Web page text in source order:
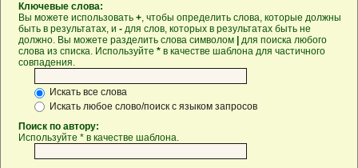
Ключевые слова:
Вы можете использовать +, чтобы определить слова, которые должны
быть в результатах, и - для слов, которых в результатах быть не
должно. Вы можете разделить слова символом
для поиска любого
слова из списка. Используйте * в качестве шаблона для частичного
совпадения.
Искать все слова
Искать любое слово/поиск с языком запросов
Поиск по автору:
Используйте * в качестве шаблона.